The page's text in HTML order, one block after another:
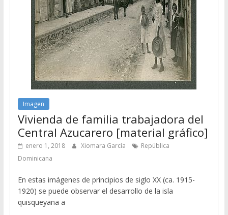
Imagen
Vivienda de familia trabajadora del
Central Azucarero [material gráfico]
enero 1, 2018 Xiomara García
República
Dominicana
En estas imágenes de principios de siglo XX (ca. 1915-
1920) se puede observar el desarrollo de la isla
quisqueyana a